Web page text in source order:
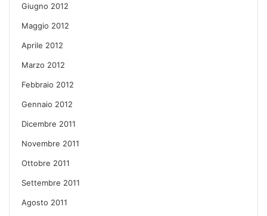
Giugno 2012
Maggio 2012
Aprile 2012
Marzo 2012
Febbraio 2012
Gennaio 2012
Dicembre 2011
Novembre 2011
Ottobre 2011
Settembre 2011
Agosto 2011